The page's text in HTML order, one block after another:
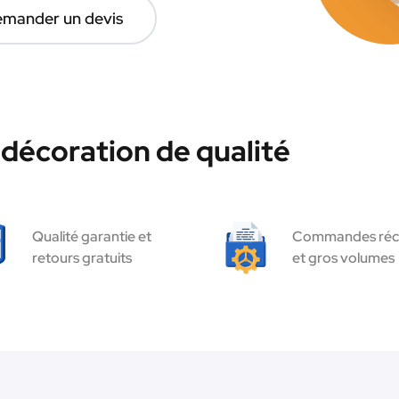
un devis
de qualité
Qualité garantie et
retours gratuits
Commandes
et gros volumes